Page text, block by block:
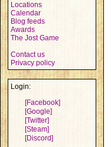
Locations
Calendar
Blog feeds
Awards
The Jost Game
Contact us
Privacy policy
Login:
[Facebook]
[Google]
[Twitter]
[Steam]
[Discord]